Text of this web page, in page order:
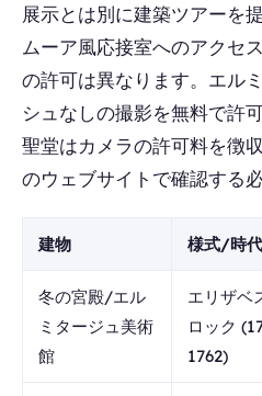
展示とは別に建築ツアーを
ムーア風応接室へのアクセ
の許可は異なります。エル
シュなしの撮影を無料で許
聖堂はカメラの許可料を徴
のウェブサイトで確認する
建物 様式/時代
冬の宮殿/エル
ミタージュ美術
館
エリザベ
ロック
1762)